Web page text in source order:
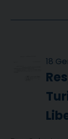
18